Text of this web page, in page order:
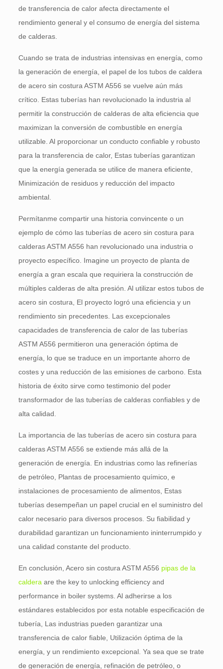
de transferencia de calor afecta directamente el
rendimiento general y el consumo de energía del sistema
de calderas.
Cuando se trata de industrias intensivas en energía, como
la generación de energía, el papel de los tubos de caldera
de acero sin costura ASTM A556 se vuelve aún más
crítico. Estas tuberías han revolucionado la industria al
permitir la construcción de calderas de alta eficiencia que
maximizan la conversión de combustible en energía
utilizable. Al proporcionar un conducto confiable y robusto
para la transferencia de calor, Estas tuberías garantizan
que la energía generada se utilice de manera eficiente,
Minimización de residuos y reducción del impacto
ambiental.
Permítanme compartir una historia convincente o un
ejemplo de cómo las tuberías de acero sin costura para
calderas ASTM A556 han revolucionado una industria o
proyecto específico. Imagine un proyecto de planta de
energía a gran escala que requiriera la construcción de
múltiples calderas de alta presión. Al utilizar estos tubos de
acero sin costura, El proyecto logró una eficiencia y un
rendimiento sin precedentes. Las excepcionales
capacidades de transferencia de calor de las tuberías
ASTM A556 permitieron una generación óptima de
energía, lo que se traduce en un importante ahorro de
costes y una reducción de las emisiones de carbono. Esta
historia de éxito sirve como testimonio del poder
transformador de las tuberías de calderas confiables y de
alta calidad.
La importancia de las tuberías de acero sin costura para
calderas ASTM A556 se extiende más allá de la
generación de energía. En industrias como las refinerías
de petróleo, Plantas de procesamiento químico, e
instalaciones de procesamiento de alimentos, Estas
tuberías desempeñan un papel crucial en el suministro del
calor necesario para diversos procesos. Su fiabilidad y
durabilidad garantizan un funcionamiento ininterrumpido y
una calidad constante del producto.
En conclusión, Acero sin costura ASTM A556 pipas de la
caldera are the key to unlocking efficiency and
performance in boiler systems. Al adherirse a los
estándares establecidos por esta notable especificación de
tubería, Las industrias pueden garantizar una
transferencia de calor fiable, Utilización óptima de la
energía, y un rendimiento excepcional. Ya sea que se trate
de generación de energía, refinación de petróleo, o